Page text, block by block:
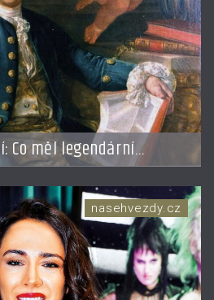
Co měl legendární
se svobodnými zednáři?
nasehvezdy.cz